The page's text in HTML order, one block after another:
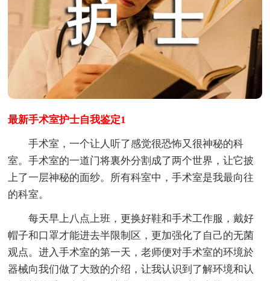
最新手术室护士自我鉴定1
手术室，一个让人听了感觉很恐怖又很神秘的科
室。手术室的一道门将裏外分割成了两个世界，让它披
上了一层神秘的面纱。所有科室中，手术室是我最向往
的科室。
每天早上八点上班，更换好鞋和手术工作服，戴好
帽子和口罩才能进去半限制区，更加强化了自己的无菌
观点。进入手术室的第一天，老师便对手术室的环境於
器械向我们做了大致的介绍，让我认识到了解环境和认